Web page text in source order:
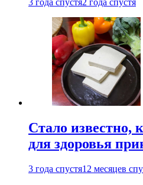
3 года спустя2 года спустя
Стало известно,
для здоровья
3 года спустя12 месяцев